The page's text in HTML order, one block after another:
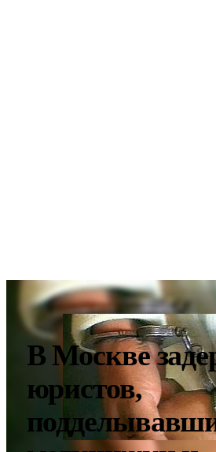
В Москве
юристов,